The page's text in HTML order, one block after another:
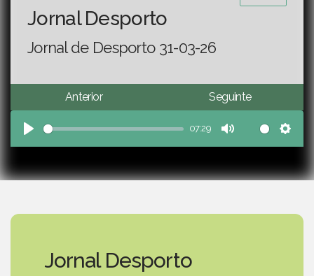
Jornal Desporto
Jornal de Desporto 31-03-26
Anterior Seguinte
Play
07:29
Mute
Jornal Desporto